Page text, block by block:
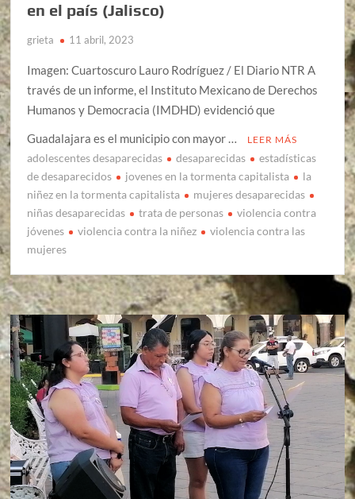
en el país (Jalisco)
grieta 11 abril, 2023
Imagen: Cuartoscuro Lauro Rodríguez / El Diario NTR A
través de un informe, el Instituto Mexicano de Derechos
Humanos y Democracia (IMDHD) evidenció que
Guadalajara es el municipio con mayor …
LEER MÁS
adolescentes desaparecidas desaparecidas
estadísticas
de desaparecidos
jovenes en la tormenta capitalista
la
niñez en la tormenta capitalista
mujeres desaparecidas
niñas desaparecidas
trata de personas
violencia contra
jóvenes
violencia contra la niñez
violencia contra las
mujeres